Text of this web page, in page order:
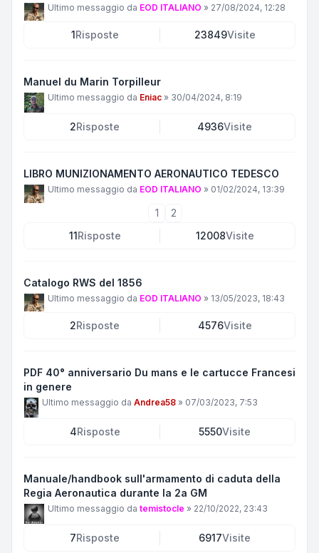
Ultimo messaggio da EOD ITALIANO » 27/08/2024, 12:28
1Risposte 23849Visite
Manuel du Marin Torpilleur
Ultimo messaggio da Eniac » 30/04/2024, 8:19
2Risposte 4936Visite
LIBRO MUNIZIONAMENTO AERONAUTICO TEDESCO
Ultimo messaggio da EOD ITALIANO » 01/02/2024, 13:39
1
2
11Risposte 12008Visite
Catalogo RWS del 1856
Ultimo messaggio da EOD ITALIANO » 13/05/2023, 18:43
2Risposte 4576Visite
PDF 40° anniversario Du mans e le cartucce Francesi
in genere
Ultimo messaggio da Andrea58 » 07/03/2023, 7:53
4Risposte 5550Visite
Manuale/handbook sull'armamento di caduta della
Regia Aeronautica durante la 2a GM
Ultimo messaggio da temistocle » 22/10/2022, 23:43
7Risposte 6917Visite